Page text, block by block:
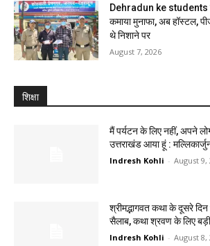
Dehradun ke students
कमाया मुनाफा, अब हॉस्टल,
थे निशाने पर
August 7, 2026
शिक्षा
मैं पर्यटन के लिए नहीं, अपने
उत्तराखंड आया हूं :
Indresh Kohli - August 9,
श्रीमद्भागवत कथा के दूसरे
सैलाब, कथा श्रवण के लिए
Indresh Kohli - August 8,